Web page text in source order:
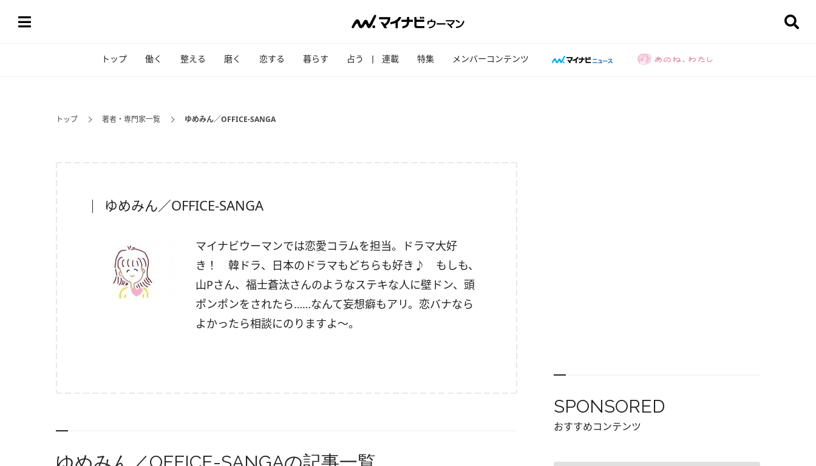
トップ 働く 整える 磨く 恋する 暮らす 占う 連載 特集 メンバーコンテンツ
トップ 著者・専門家一覧 ゆめみん／OFFICE-SANGA
ゆめみん／OFFICE-SANGA
マイナビウーマンでは恋愛コラムを担当。ドラマ大好
き！ 韓ドラ、日本のドラマもどちらも好き♪ もしも、
山Pさん、福士蒼汰さんのようなステキな人に壁ドン、頭
ポンポンをされたら……なんて妄想癖もアリ。恋バナなら
よかったら相談にのりますよ～。
SPONSORED
おすすめコンテンツ